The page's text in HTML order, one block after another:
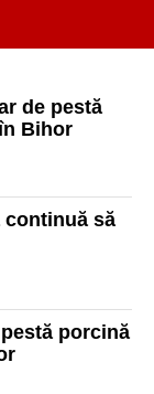
de pestă
Bihor
continuă să
porcină